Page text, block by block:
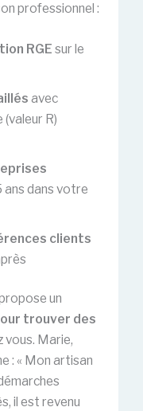
professionnel :
RGE sur le
avec
R)
ans dans votre
clients
un
trouver des
vous. Marie,
: « Mon artisan
il est revenu